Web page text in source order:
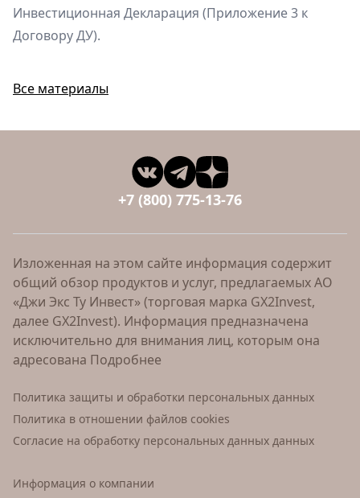
Инвестиционная Декларация (Приложение 3 к
Договору ДУ).
Все материалы
+7 (800) 775-13-76
Изложенная на этом сайте информация содержит
общий обзор продуктов и услуг, предлагаемых АО
«Джи Экс Ту Инвест» (торговая марка GX2Invest,
далее GX2Invest). Информация предназначена
исключительно для внимания лиц, которым она
адресована Подробнее
Политика защиты и обработки персональных данных
Политика в отношении файлов cookies
Согласие на обработку персональных данных данных
Информация о компании